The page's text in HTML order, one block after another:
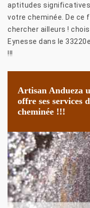
aptitudes
votre cheminée. De ce
chercher ailleurs !
Eynesse dans le
!!!
Artisan Andueza
offre ses services
cheminée !!!